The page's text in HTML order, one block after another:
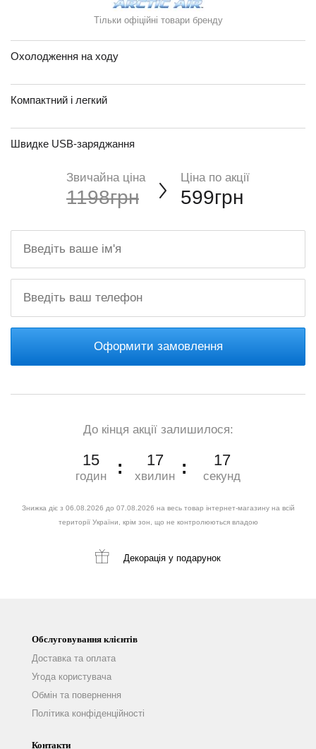
Тільки офіційні товари бренду
Охолодження на ходу
Компактний і легкий
Швидке USB-заряджання
Звичайна ціна
1198грн
Ціна по акції
599грн
Оформити замовлення
До кінця акції залишилося:
15
годин
17
хвилин
16
секунд
Знижка діє з 06.08.2026 до 07.08.2026 на весь товар інтернет-магазину на всій
території України, крім зон, що не контролюються владою
Декорація у подарунок
Обслуговування клієнтів
Доставка та оплата
Угода користувача
Обмін та повернення
Політика конфіденційності
Контакти